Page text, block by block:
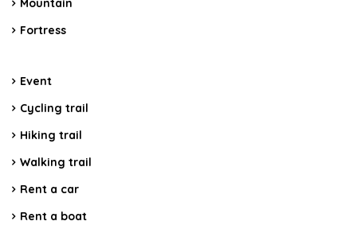
Mountain
Fortress
Event
Cycling trail
Hiking trail
Walking trail
Rent a car
Rent a boat